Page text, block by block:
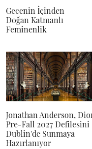
Gecenin İçinden
Doğan Katmanlı
Feminenlik
Jonathan Anderson,
Pre-Fall 2027 Defilesini
Dublin'de Sunmaya
Hazırlanıyor